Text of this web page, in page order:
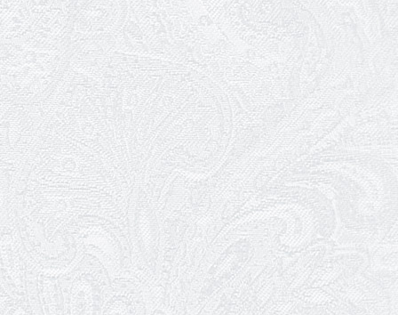
03.12.2025
Театр шукає прибиральників
29.11.2025
Ювілей Наталії Погорелкіної
28.11.2025
105 років від дня народження Євгенії
Дембської
24.11.2025
Чорна п'ятниця — 2025
22.11.2025
Трудовий ювілей Людмили Шевчук
21.11.2025